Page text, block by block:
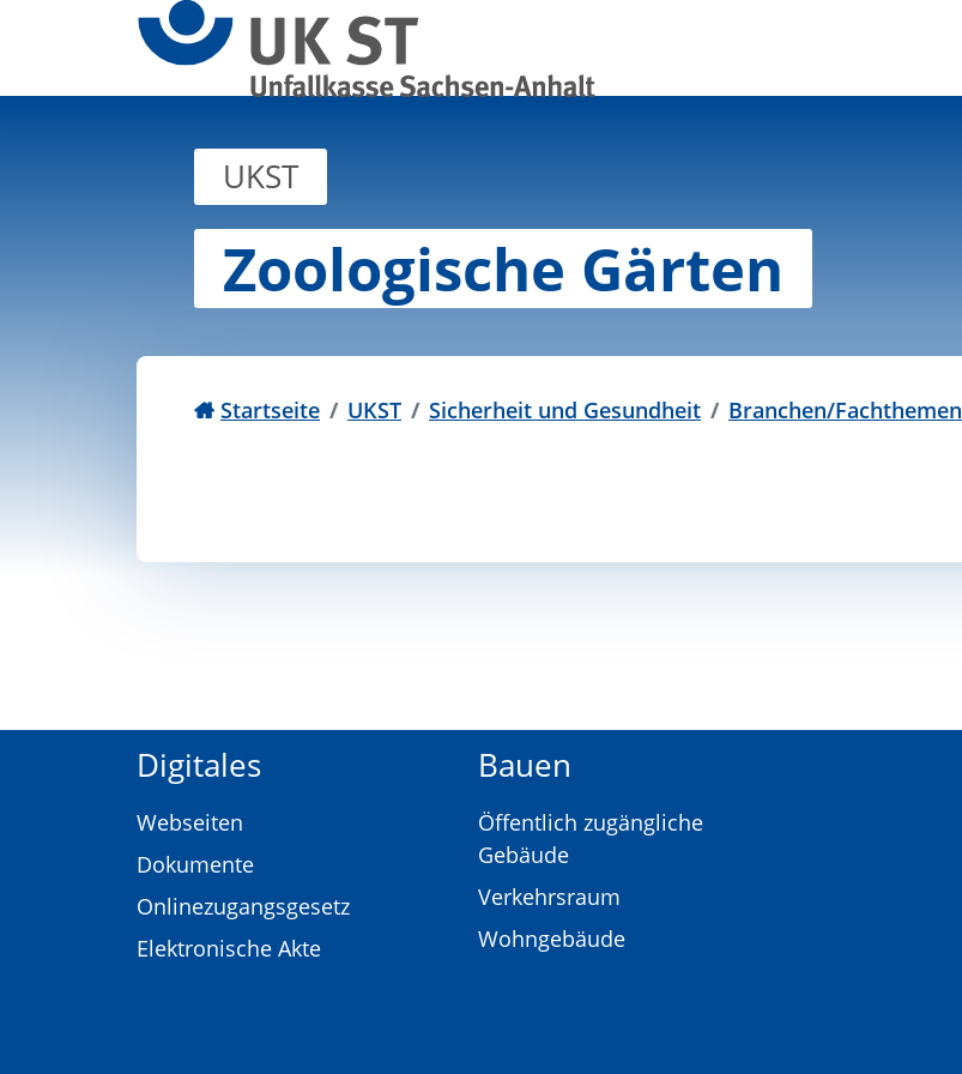
UKST
Zoologische Gärten
Startseite UKST Sicherheit und Gesundheit Branchen/Fachthemen
Digitales
Webseiten
Dokumente
Onlinezugangsgesetz
Elektronische Akte
Bauen
Öffentlich zugängliche
Gebäude
Verkehrsraum
Wohngebäude